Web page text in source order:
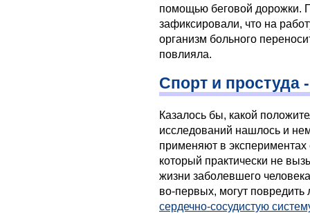
помощью беговой дорожки.
зафиксировали, что на
организм больного
повлияла.
Спорт и простуда
Казалось бы, какой
исследований нашлось и
применяют в
который практически не
жизни заболевшего
во-первых, могут
сердечно-сосудистую